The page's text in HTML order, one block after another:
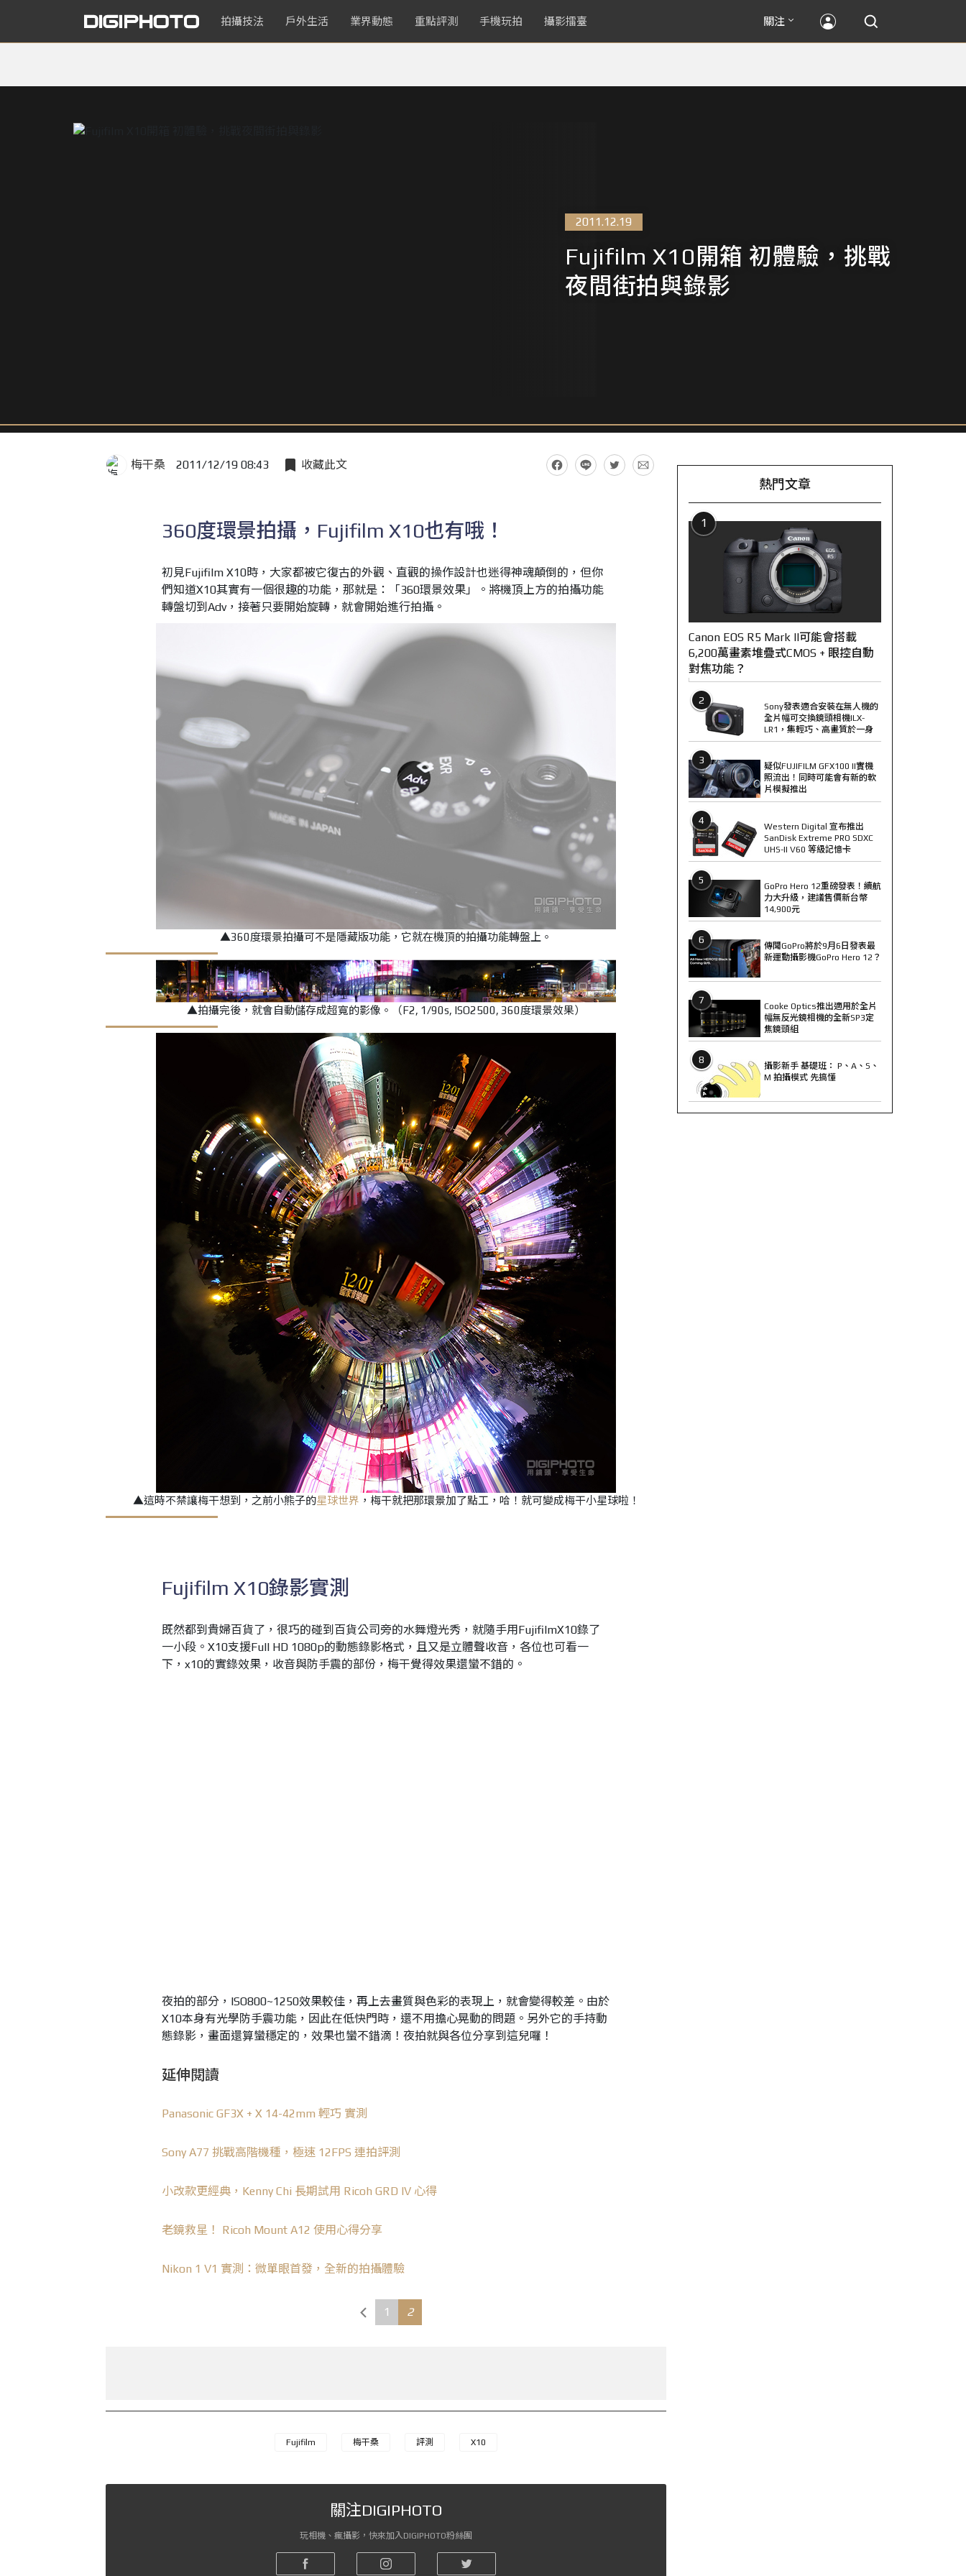
拍攝技法 戶外生活 業界動態 重點評測 手機玩拍 攝影擂臺 關注
2011.12.19
Fujifilm X10開箱 初體驗，挑戰
夜間街拍與錄影
梅干桑 2011/12/19 08:43 收藏此文
360度環景拍攝，Fujifilm X10也有哦！
初見Fujifilm X10時，大家都被它復古的外觀、直觀的操作設計也迷得神魂顛倒的，但你
們知道X10其實有一個很趣的功能，那就是：「360環景效果」。將機頂上方的拍攝功能
轉盤切到Adv，接著只要開始旋轉，就會開始進行拍攝。
▲360度環景拍攝可不是隱藏版功能，它就在機頂的拍攝功能轉盤上。
▲拍攝完後，就會自動儲存成超寬的影像。（F2, 1/90s, ISO2500, 360度環景效果）
▲這時不禁讓梅干想到，之前小熊子的星球世界 ，梅干就把那環景加了點工，哈！就可變成梅干小星球啦！
Fujifilm X10錄影實測
既然都到貴婦百貨了，很巧的碰到百貨公司旁的水舞燈光秀，就隨手用FujifilmX10錄了
一小段。X10支援Full HD 1080p的動態錄影格式，且又是立體聲收音，各位也可看一
下，x10的實錄效果，收音與防手震的部份，梅干覺得效果還蠻不錯的。
夜拍的部分，ISO800~1250效果較佳，再上去畫質與色彩的表現上，就會變得較差。由於
X10本身有光學防手震功能，因此在低快門時，還不用擔心晃動的問題。另外它的手持動
態錄影，畫面還算蠻穩定的，效果也蠻不錯滴！夜拍就與各位分享到這兒囉！
延伸閱讀
Panasonic GF3X + X 14-42mm 輕巧 實測
Sony A77 挑戰高階機種，極速 12FPS 連拍評測
小改款更經典，Kenny Chi 長期試用 Ricoh GRD IV 心得
老鏡救星！ Ricoh Mount A12 使用心得分享
Nikon 1 V1 實測：微單眼首發，全新的拍攝體驗
1 2
Fujifilm 梅干桑 評測 X10
關注DIGIPHOTO
玩相機、瘋攝影，快來加入DIGIPHOTO粉絲團
熱門文章
1
Canon EOS R5 Mark II可能會搭載
6,200萬畫素堆疊式CMOS + 眼控自動
對焦功能？
2
Sony發表適合安裝在無人機的
全片幅可交換鏡頭相機ILX-
LR1，集輕巧、高畫質於一身
3
疑似FUJIFILM GFX100 II實機
照流出！同時可能會有新的軟
片模擬推出
4
Western Digital 宣布推出
SanDisk Extreme PRO SDXC
UHS-II V60 等級記憶卡
5
GoPro Hero 12重磅發表！續航
力大升級，建議售價新台幣
14,900元
6
傳聞GoPro將於9月6日發表最
新運動攝影機GoPro Hero 12？
7
Cooke Optics推出適用於全片
幅無反光鏡相機的全新SP3定
焦鏡頭組
8
攝影新手 基礎班： P、A、S、
M 拍攝模式 先搞懂